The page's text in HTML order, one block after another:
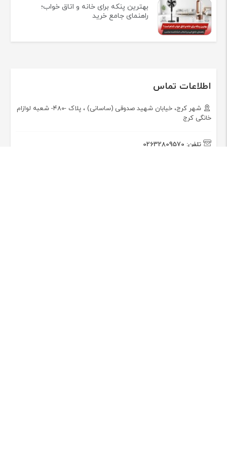
بهترین پنکه برای خانه و اتاق خواب؛
راهنمای جامع خرید
اطلاعات تماس
شهر کرج، خیابان شهید صدوقی (ساسانی) ، پلاک -۴۸۰- شعبه لوازام
خانگی کرج
تلفن: 02632809570